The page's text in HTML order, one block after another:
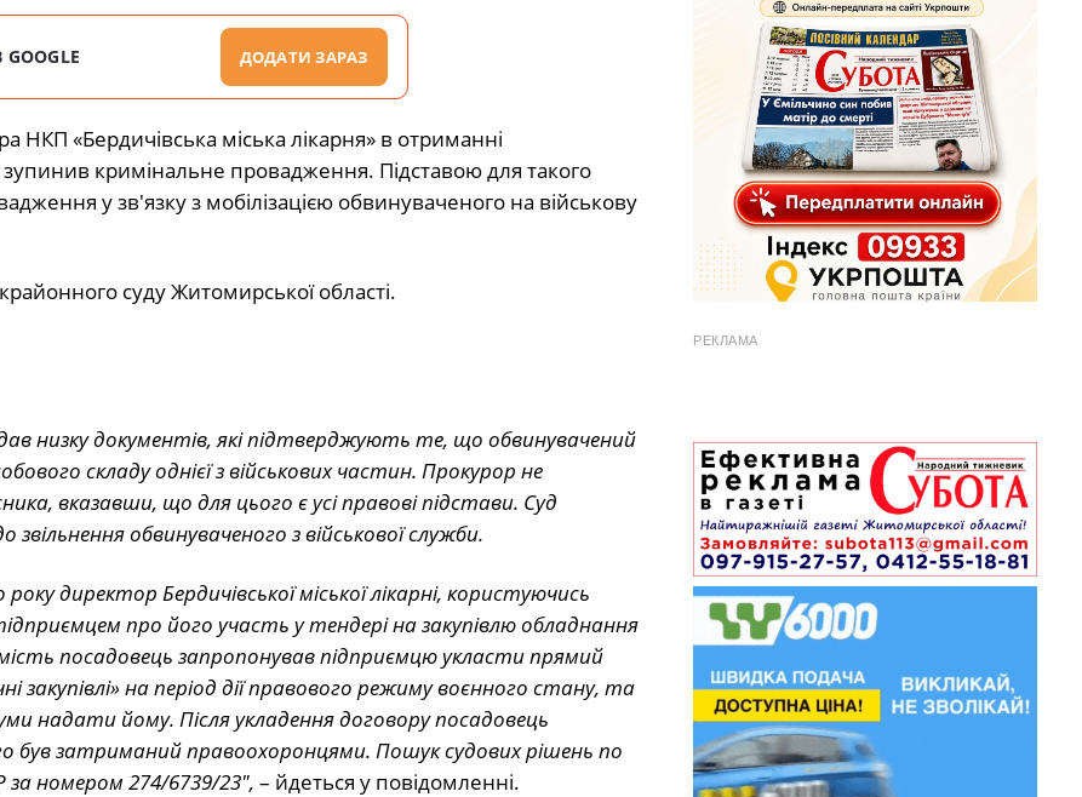
ДОДАТИ ЗАРАЗ
«Бердичівська міська лікарня» в отриманні
кримінальне провадження. Підставою для такого
у зв′язку з мобілізацією обвинуваченого на військову
суду Житомирської області.
низку документів, які підтверджують те, що обвинувачений
складу однієї з військових частин. Прокурор не
вказавши, що для цього є усі правові підстави. Суд
обвинуваченого з військової служби.
директор Бердичівської міської лікарні, користуючись
про його участь у тендері на закупівлю обладнання
посадовець запропонував підприємцю укласти прямий
закупівлі» на період дії правового режиму воєнного стану, та
надати йому. Після укладення договору посадовець
був затриманий правоохоронцями. Пошук судових рішень по
номером 274/6739/23″, – йдеться у повідомленні.
РЕКЛАМА